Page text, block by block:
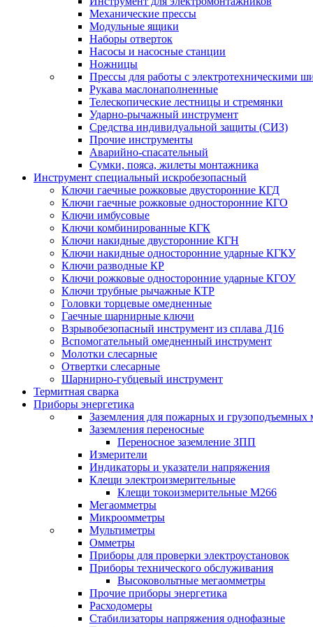
Механические прессы
Модульные ящики
Наборы отверток
Насосы и насосные станции
Ножницы
Прессы для работы с электротехническими
Рукава маслонаполненные
Телескопические лестницы и стремянки
Ударно-рычажный инструмент
Средства индивидуальной защиты (СИЗ)
Прочие инструменты
Аварийно-спасательный
Сумки, пояса, жилеты монтажника
Инструмент специальный искробезопасный
Ключи гаечные рожковые двусторонние КГД
Ключи гаечные рожковые односторонние КГО
Ключи имбусовые
Ключи комбинированные КГК
Ключи накидные двусторонние КГН
Ключи накидные односторонние ударные КГКУ
Ключи разводные КР
Ключи рожковые односторонние ударные КГОУ
Ключи трубные рычажные КТР
Головки торцевые омедненные
Гаечные шарнирные ключи
Взрывобезопасный инструмент из сплава Д16
Вспомогательный омедненный инструмент
Молотки слесарные
Отвертки слесарные
Шарнирно-губцевый инструмент
Термитная сварка
Приборы энергетика
Заземления для пожарных и грузоподъемных
Заземления переносные
Переносное заземление ЗПП
Измерители
Индикаторы и указатели напряжения
Клещи электроизмерительные
Клещи токоизмерительные М266
Мегаомметры
Микроомметры
Мультиметры
Омметры
Приборы для проверки электроустановок
Приборы технического обслуживания
Высоковольтные мегаомметры
Прочие приборы энергетика
Расходомеры
Стабилизаторы напряжения однофазные